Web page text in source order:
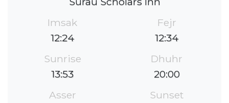
Imsak
12:24
Fejr
12:34
Sunrise
13:53
Dhuhr
20:00
Asser
Sunset